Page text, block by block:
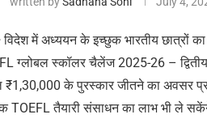
विदेश में अध्ययन के इच्छुक भारतीय छात्रों
ग्लोबल स्कॉलर चैलेंज 2025-26 –
₹1,30,000 के पुरस्कार जीतने का अवसर
TOEFL तैयारी संसाधन का लाभ भी ले